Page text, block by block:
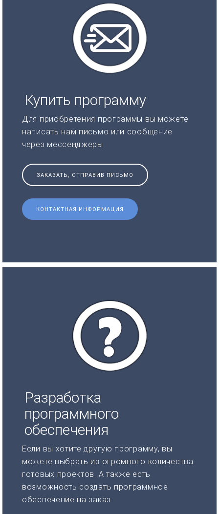
Купить программу
Для приобретения программы вы можете
написать нам письмо или сообщение
через мессенджеры
ЗАКАЗАТЬ, ОТПРАВИВ ПИСЬМО
КОНТАКТНАЯ ИНФОРМАЦИЯ
Разработка
программного
обеспечения
Если вы хотите другую программу, вы
можете выбрать из огромного количества
готовых проектов. А также есть
возможность создать программное
обеспечение на заказ.